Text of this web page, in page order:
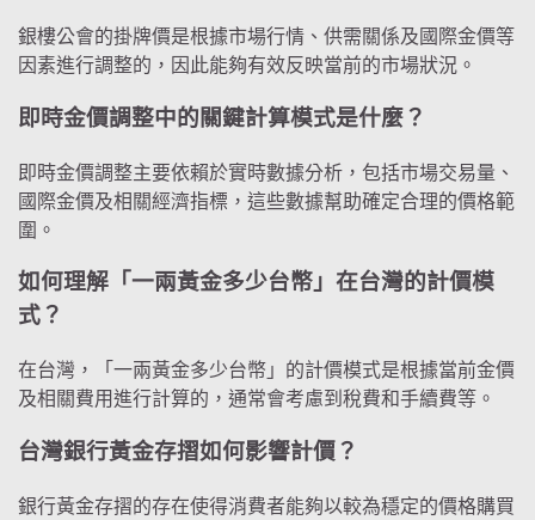
銀樓公會的掛牌價是根據市場行情、供需關係及國際金價等
因素進行調整的，因此能夠有效反映當前的市場狀況。
即時金價調整中的關鍵計算模式是什麼？
即時金價調整主要依賴於實時數據分析，包括市場交易量、
國際金價及相關經濟指標，這些數據幫助確定合理的價格範
圍。
如何理解「一兩黃金多少台幣」在台灣的計價模
式？
在台灣，「一兩黃金多少台幣」的計價模式是根據當前金價
及相關費用進行計算的，通常會考慮到稅費和手續費等。
台灣銀行黃金存摺如何影響計價？
銀行黃金存摺的存在使得消費者能夠以較為穩定的價格購買